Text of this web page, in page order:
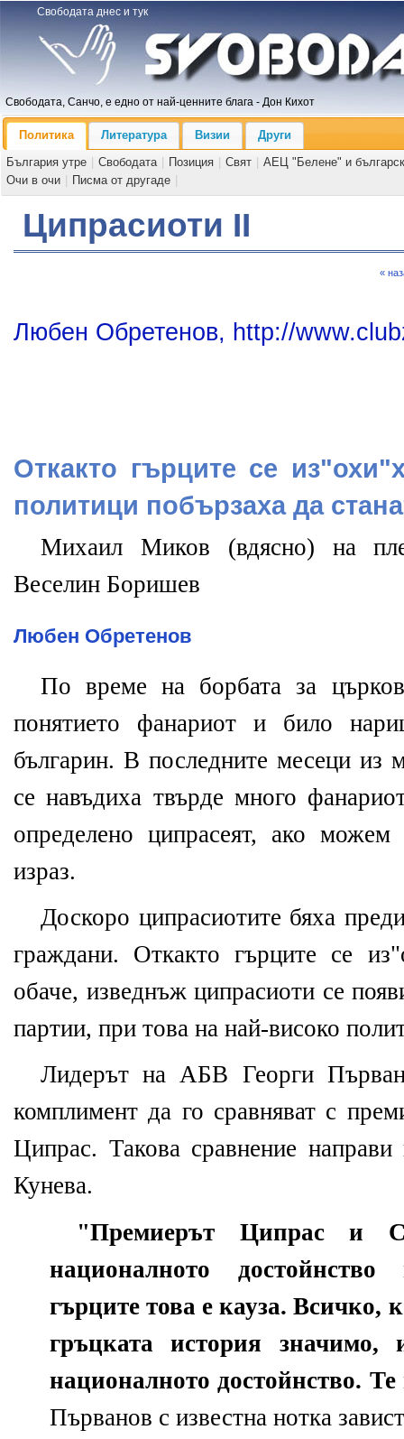
Свободата днес и тук
Свободата, Санчо, е едно от най-ценните блага - Дон Кихот
Политика Литература Визии
Други
България утре
Свободата Позиция Свят
АЕЦ "Белене" и
Очи в очи
Писма от другаде
Ципрасиоти II
«
Любен Обретенов, http://
Откакто гърците се
политици побързаха да
Михаил Миков (вдясно) на
Веселин Боришев
Любен Обретенов
По време на борбата за
понятието фанариот и било
българин. В последните месеци из
се навъдиха твърде много
определено ципрасеят, ако
израз.
Доскоро ципрасиотите бяха
граждани. Откакто гърците се
обаче, изведнъж ципрасиоти се
партии, при това на най-високо
Лидерът на АБВ Георги
комплимент да го сравняват с
Ципрас. Такова сравнение
Кунева.
"Премиерът Ципрас и
националното
гърците това е кауза. Всичко,
гръцката история значимо,
националното достойнство.
Първанов с известна нотка